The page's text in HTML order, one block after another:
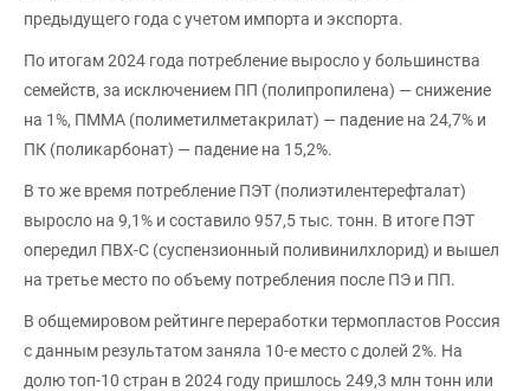
предыдущего года с учетом импорта и экспорта.
По итогам 2024 года потребление выросло у большинства
семейств, за исключением ПП (полипропилена) — снижение
на 1%, ПММА (полиметилметакрилат) — падение на 24,7% и
ПК (поликарбонат) — падение на 15,2%.
В то же время потребление ПЭТ (полиэтилентерефталат)
выросло на 9,1% и составило 957,5 тыс. тонн. В итоге ПЭТ
опередил ПВХ-С (суспензионный поливинилхлорид) и вышел
на третье место по объему потребления после ПЭ и ПП.
В общемировом рейтинге переработки термопластов Россия
с данным результатом заняла 10-е место с долей 2%. На
долю топ-10 стран в 2024 году пришлось 249,3 млн тонн или